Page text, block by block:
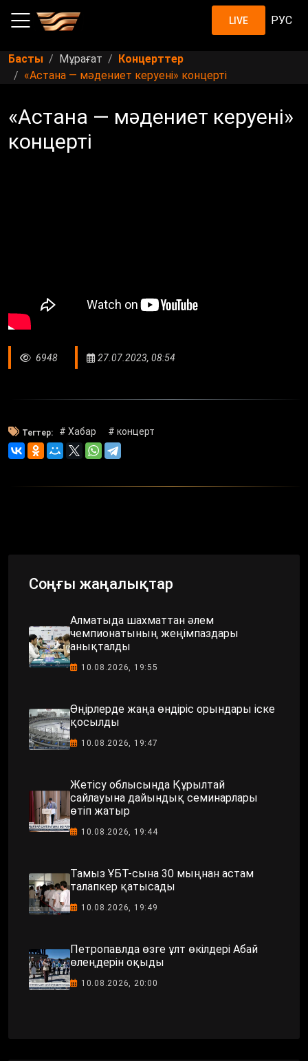
LIVE РУС
Басты Мұрағат
Концерттер
«Астана — мәдениет керуені» концерті
«Астана — мәдениет керуені»
концерті
6948 27.07.2023, 08:54
Тегтер: # Хабар # концерт
Соңғы жаңалықтар
Алматыда шахматтан әлем
чемпионатының жеңімпаздары
анықталды
10.08.2026, 19:55
Өңірлерде жаңа өндіріс орындары іске
қосылды
10.08.2026, 19:47
Жетісу облысында Құрылтай
сайлауына дайындық семинарлары
өтіп жатыр
10.08.2026, 19:44
Тамыз ҰБТ-сына 30 мыңнан астам
талапкер қатысады
10.08.2026, 19:49
Петропавлда өзге ұлт өкілдері Абай
өлеңдерін оқыды
10.08.2026, 20:00